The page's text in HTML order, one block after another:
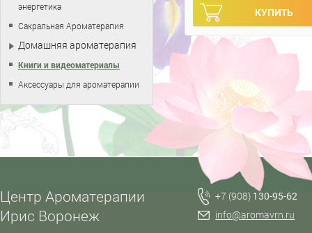
энергетика
Сакральная Ароматерапия
Домашняя ароматерапия
Книги и видеоматериалы
Аксессуары для ароматерапии
Центр Ароматерапии
Ирис Воронеж
+7 (908) 130-95-62
info@aromavrn.ru